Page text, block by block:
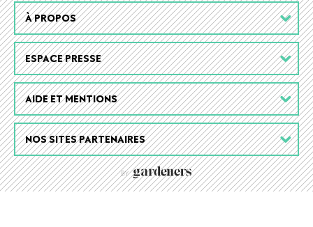
Footer
menu
À PROPOS
ESPACE PRESSE
AIDE ET MENTIONS
NOS SITES PARTENAIRES